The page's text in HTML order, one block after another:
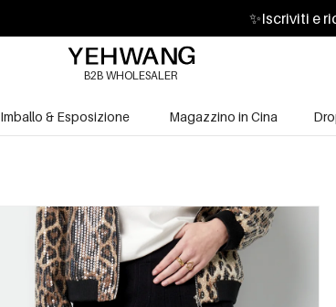
✨Iscriviti e
B2B WHOLESALER
Imballo & Esposizione Magazzino in Cina